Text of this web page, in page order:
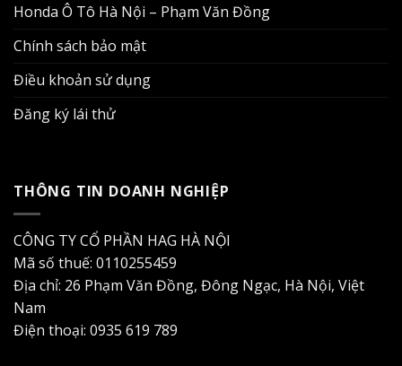
Honda Ô Tô Hà Nội – Phạm Văn Đồng
Chính sách bảo mật
Điều khoản sử dụng
Đăng ký lái thử
THÔNG TIN DOANH NGHIỆP
CÔNG TY CỔ PHẦN HAG HÀ NỘI
Mã số thuế: 0110255459
Địa chỉ: 26 Phạm Văn Đồng, Đông Ngạc, Hà Nội, Việt
Nam
Điện thoại: 0935 619 789